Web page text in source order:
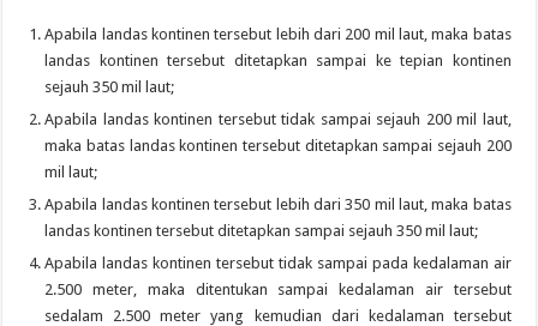
Apabila landas kontinen tersebut lebih dari 200 mil laut, maka batas
landas kontinen tersebut ditetapkan sampai ke tepian kontinen
sejauh 350 mil laut;
Apabila landas kontinen tersebut tidak sampai sejauh 200 mil laut,
maka batas landas kontinen tersebut ditetapkan sampai sejauh 200
mil laut;
Apabila landas kontinen tersebut lebih dari 350 mil laut, maka batas
landas kontinen tersebut ditetapkan sampai sejauh 350 mil laut;
Apabila landas kontinen tersebut tidak sampai pada kedalaman air
2.500 meter, maka ditentukan sampai kedalaman air tersebut
sedalam 2.500 meter yang kemudian dari kedalaman tersebut